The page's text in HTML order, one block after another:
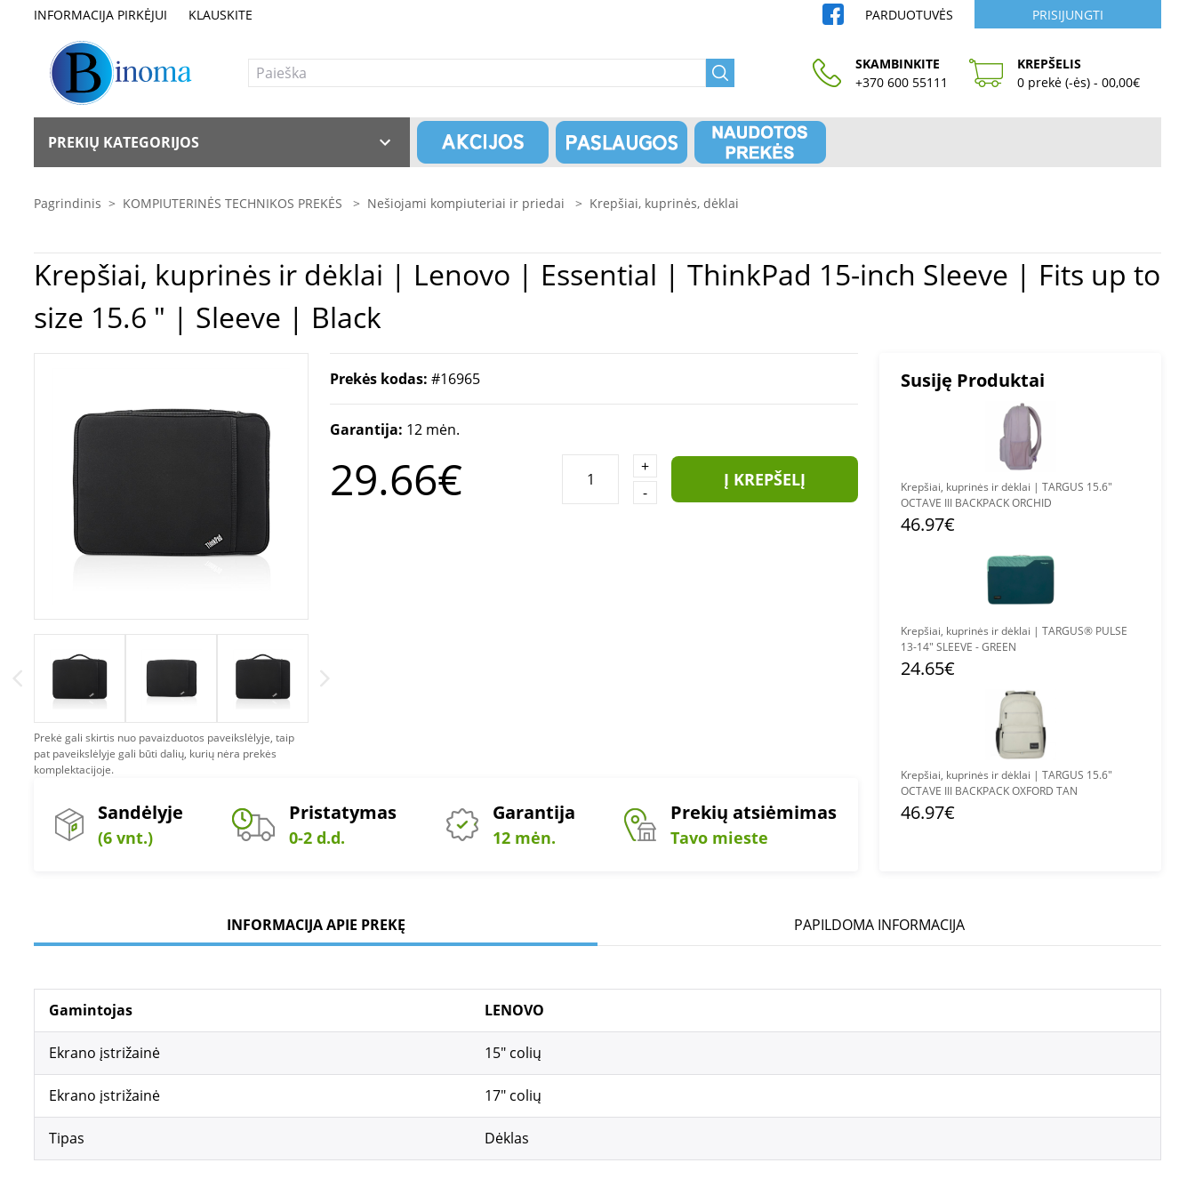
INFORMACIJA PIRKĖJUI KLAUSKITE PARDUOTUVĖS PRISIJUNGTI
SKAMBINKITE
+370 600 55111
KREPŠELIS
0 prekė (-ės) - 00,00€
PREKIŲ KATEGORIJOS
Pagrindinis > KOMPIUTERINĖS TECHNIKOS PREKĖS > Nešiojami kompiuteriai ir priedai > Krepšiai, kuprinės, dėklai
Krepšiai, kuprinės ir dėklai | Lenovo | Essential | ThinkPad 15-inch Sleeve | Fits up to
size 15.6 " | Sleeve | Black
Prekė gali skirtis nuo pavaizduotos paveikslėlyje, taip
pat paveikslėlyje gali būti dalių, kurių nėra prekės
komplektacijoje.
Prekės kodas: #16965
Garantija: 12 mėn.
29.66€
+
-
Į KREPŠELĮ
Sandėlyje
(6 vnt.)
Pristatymas
0-2 d.d.
Garantija
12 mėn.
Prekių atsiėmimas
Tavo mieste
Susiję Produktai
Krepšiai, kuprinės ir dėklai | TARGUS 15.6"
OCTAVE III BACKPACK ORCHID
46.97€
Krepšiai, kuprinės ir dėklai | TARGUS® PULSE
13-14" SLEEVE - GREEN
24.65€
Krepšiai, kuprinės ir dėklai | TARGUS 15.6"
OCTAVE III BACKPACK OXFORD TAN
46.97€
INFORMACIJA APIE PREKĘ PAPILDOMA INFORMACIJA
Gamintojas LENOVO
Ekrano įstrižainė 15" colių
Ekrano įstrižainė 17" colių
Tipas Dėklas